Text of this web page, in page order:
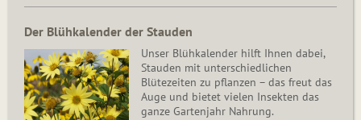
Der Blühkalender der Stauden
Unser Blühkalender hilft Ihnen dabei,
Stauden mit unterschiedlichen
Blütezeiten zu pflanzen – das freut das
Auge und bietet vielen Insekten das
ganze Gartenjahr Nahrung.